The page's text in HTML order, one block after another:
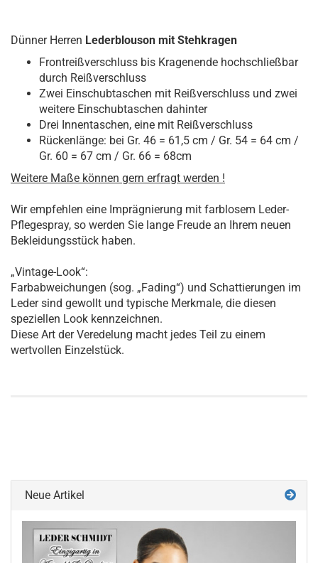
Dünner Herren Lederblouson mit Stehkragen
Frontreißverschluss bis Kragenende hochschließbar
durch Reißverschluss
Zwei Einschubtaschen mit Reißverschluss und zwei
weitere Einschubtaschen dahinter
Drei Innentaschen, eine mit Reißverschluss
Rückenlänge: bei Gr. 46 = 61,5 cm / Gr. 54 = 64 cm /
Gr. 60 = 67 cm / Gr. 66 = 68cm
Weitere Maße können gern erfragt werden !
Wir empfehlen eine Imprägnierung mit farblosem Leder-
Pflegespray, so werden Sie lange Freude an Ihrem neuen
Bekleidungsstück haben.
„Vintage-Look“:
Farbabweichungen (sog. „Fading“) und Schattierungen im
Leder sind gewollt und typische Merkmale, die diesen
speziellen Look kennzeichnen.
Diese Art der Veredelung macht jedes Teil zu einem
wertvollen Einzelstück.
Neue Artikel